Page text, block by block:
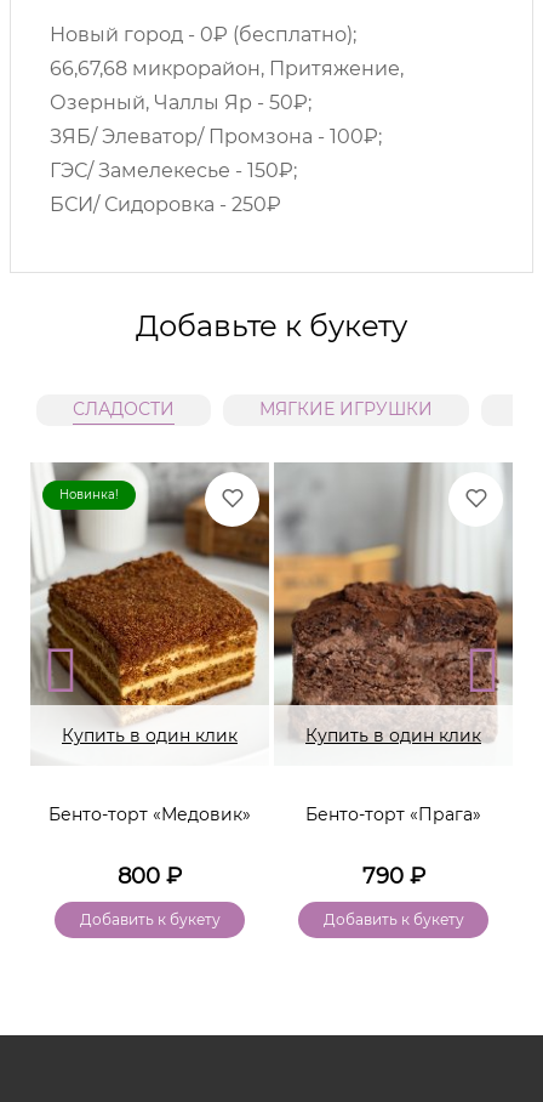
Новый город - 0₽ (бесплатно);
66,67,68 микрорайон, Притяжение,
Озерный, Чаллы Яр - 50₽;
ЗЯБ/ Элеватор/ Промзона - 100₽;
ГЭС/ Замелекесье - 150₽;
БСИ/ Сидоровка - 250₽
Добавьте к букету
СЛАДОСТИ МЯГКИЕ ИГРУШКИ
Новинка!
Купить в один клик
Бенто-торт «Медовик»
800 ₽
Добавить к букету
Купить в один клик
Бенто-торт «Прага»
790₽
Добавить к букету